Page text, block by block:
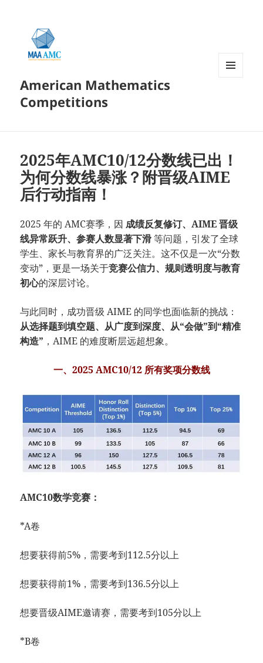
American Mathematics
Competitions
2025年AMC10/12分数线已出！
为何分数线暴涨？附晋级AIME
后行动指南！
2025 年的 AMC赛季，因 成绩反复修订、AIME 晋级
线异常跃升、参赛人数显著下滑等问题，引发了全球
学生、家长与教育界的广泛关注。这不仅是一次“分数
变动”，更是一场关于竞赛公信力、规则透明度与教育
初心的深层讨论。
与此同时，成功晋级 AIME 的同学也面临新的挑战：
从选择题到填空题、从广度到深度、从“会做”到“精准
构造” ，AIME 的难度断层远超想象。
一、2025 AMC10/12 所有奖项分数线
AMC10数学竞赛：
*A卷
想要获得前5%，需要考到112.5分以上
想要获得前1%，需要考到136.5分以上
想要晋级AIME邀请赛，需要考到105分以上
*B卷